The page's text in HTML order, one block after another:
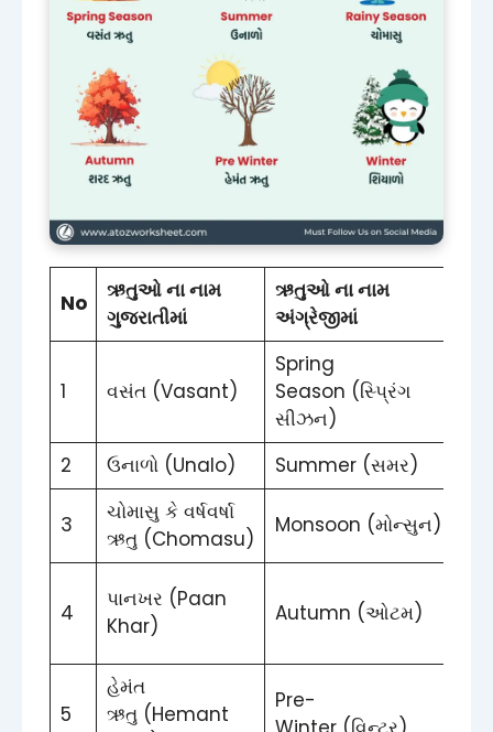
No
ઋતુઓ ના નામ
ગુજરાતીમાં
ઋતુઓ ના નામ
અંગ્રેજીમાં
1 વસંત (Vasant)
Spring
Season (સ્પ્રિંગ
સીઝન)
2 ઉનાળો (Unalo) Summer (સમર)
3
ચોમાસુ કે વર્ષવર્ષા
ઋતુ (Chomasu)
Monsoon (મોન્સુન)
4
પાનખર (Paan
Khar)
Autumn (ઓટમ)
5
હેમંત
ઋતુ (Hemant
Pre-